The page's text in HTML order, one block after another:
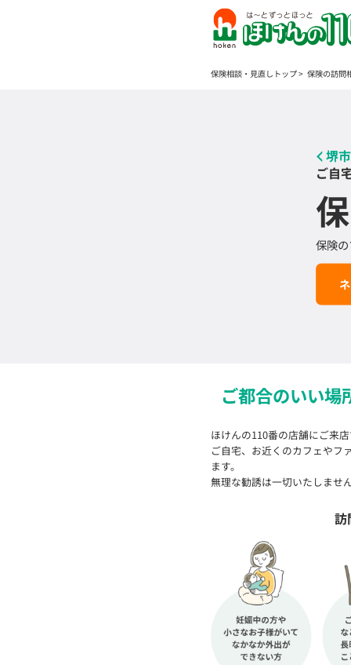
保険相談・見直しトップ 保険の訪問
堺
ご自
保険
ご都合のいい場
ほけんの110番の店舗にご来
ご自宅、お近くのカフェやフ
ます。
無理な勧誘は一切いたしませ
訪